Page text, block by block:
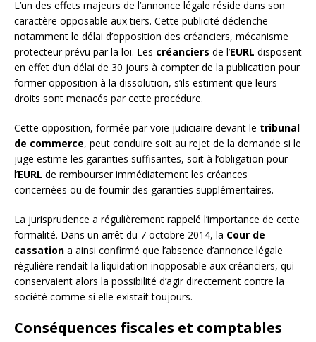
L’un des effets majeurs de l’annonce légale réside dans son
caractère opposable aux tiers. Cette publicité déclenche
notamment le délai d’opposition des créanciers, mécanisme
protecteur prévu par la loi. Les créanciers de l’EURL disposent
en effet d’un délai de 30 jours à compter de la publication pour
former opposition à la dissolution, s’ils estiment que leurs
droits sont menacés par cette procédure.
Cette opposition, formée par voie judiciaire devant le tribunal
de commerce, peut conduire soit au rejet de la demande si le
juge estime les garanties suffisantes, soit à l’obligation pour
l’EURL de rembourser immédiatement les créances
concernées ou de fournir des garanties supplémentaires.
La jurisprudence a régulièrement rappelé l’importance de cette
formalité. Dans un arrêt du 7 octobre 2014, la Cour de
cassation a ainsi confirmé que l’absence d’annonce légale
régulière rendait la liquidation inopposable aux créanciers, qui
conservaient alors la possibilité d’agir directement contre la
société comme si elle existait toujours.
Conséquences fiscales et comptables